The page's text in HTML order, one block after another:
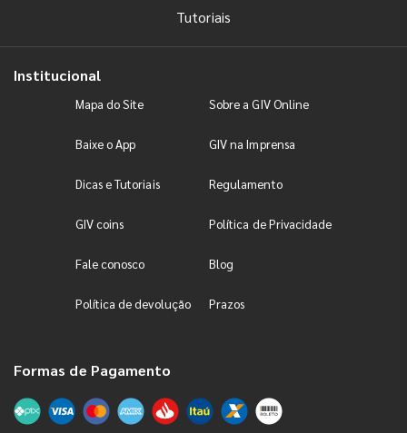
Tutoriais
Institucional
Mapa do Site Sobre a GIV Online
Baixe o App GIV na Imprensa
Dicas e Tutoriais Regulamento
GIV coins Política de Privacidade
Fale conosco Blog
Política de devolução Prazos
Formas de Pagamento